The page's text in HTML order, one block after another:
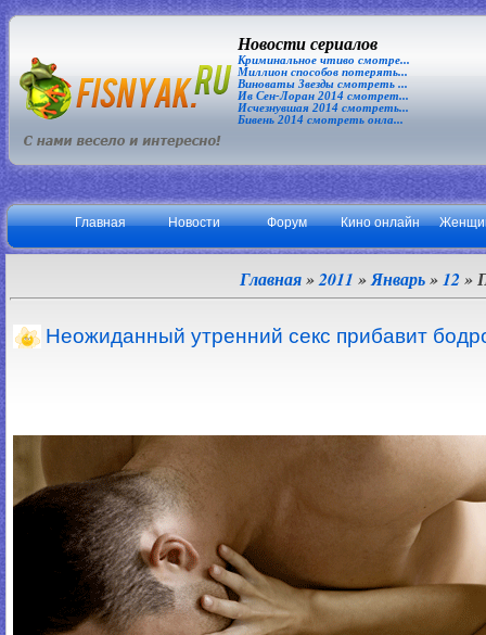
Новости сериалов
Криминальное чтиво смотре...
Миллион способов потерять...
Виноваты Звезды смотреть ...
Ив Сен-Лоран 2014 смотрет...
Исчезнувшая 2014 смотреть...
Бивень 2014 смотреть онла...
Главная Новости Форум Кино онлайн
Главная»2011 » Январь » 12 »
Неожиданный утренний секс прибавит